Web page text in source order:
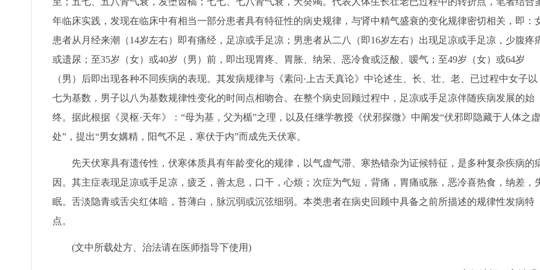
年临床实践，发现在临床中有相当一部分患者具有特征性的病史规律，与肾中精气盛衰的变化规律密切相关，即：
患者从月经来潮（14岁左右）即有痛经，足凉或手足凉；男患者从二八（即16岁左右）出现足凉或手足凉，少腹疼
或遗尿；至35岁（女）或40岁（男）前，即出现胃疼、胃胀、纳呆、恶冷食或泛酸、嗳气；至49岁（女）或64岁
（男）后即出现各种不同疾病的表现。其发病规律与《素问·上古天真论》中论述生、长、壮、老、已过程中女子以
七为基数，男子以八为基数规律性变化的时间点相吻合。在整个病史回顾过程中，足凉或手足凉伴随疾病发展的始
终。据此根据《灵枢·天年》：“母为基，父为楯”之理，以及任继学教授《伏邪探微》中阐发“伏邪即隐藏于人体之虚
处”，提出“男女媾精，阳气不足，寒伏于内”而成先天伏寒。
先天伏寒具有遗传性，伏寒体质具有年龄变化的规律，以气虚气滞、寒热错杂为证候特征，是多种复杂疾病的
因。其主症表现足凉或手足凉，疲乏，善太息，口干，心烦；次症为气短，背痛，胃痛或胀，恶冷喜热食，纳差，
眠。舌淡隐青或舌尖红体暗，苔薄白，脉沉弱或沉弦细弱。本类患者在病史回顾中具备之前所描述的规律性发病特
点。
(文中所载处方、治法请在医师指导下使用)